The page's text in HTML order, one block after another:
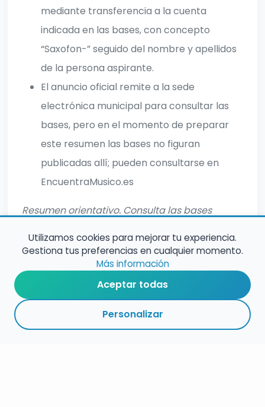
mediante transferencia a la cuenta
indicada en las bases, con concepto
“Saxofon-” seguido del nombre y apellidos
de la persona aspirante.
El anuncio oficial remite a la sede
electrónica municipal para consultar las
bases, pero en el momento de preparar
este resumen las bases no figuran
publicadas allí; pueden consultarse en
EncuentraMusico.es
Resumen orientativo. Consulta las bases
RESUMEN PLAZOS ESPECIALIDAD ENLACES SEGUIR
Utilizamos cookies para mejorar tu experiencia.
Gestiona tus preferencias en cualquier momento.
Más información
Aceptar todas
Personalizar